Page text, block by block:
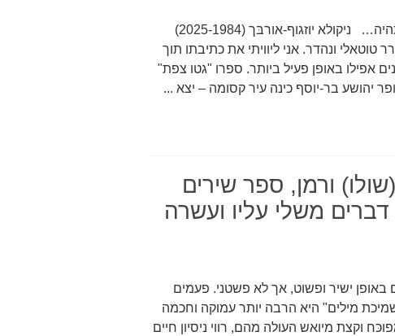
שירת ניקולא יוזגוף-אורבּך ז"ל / ביקורת ועוד איך תהיה… ניקולא יוזגוף-אורבּך (2025-1984)
צעיר, רק בן 41, היה משורר טוטאלי ונהדר. אני ליוויתי את כתיבתו תוך
אפילו באופן פעיל ביותר. ספרו "גטו צפת"
יהושע בר-יוסף כינה עיר קסומה – יצא ...
ורמן, ספר שירים
משלי עליו ועשרה
ישיר ופשוט, אך לא פשטני. פעמים
מילים" היא הרבה יותר עמוקה וחכמה
וקצת מיואש העולה מהם, רווי ניסיון חיים